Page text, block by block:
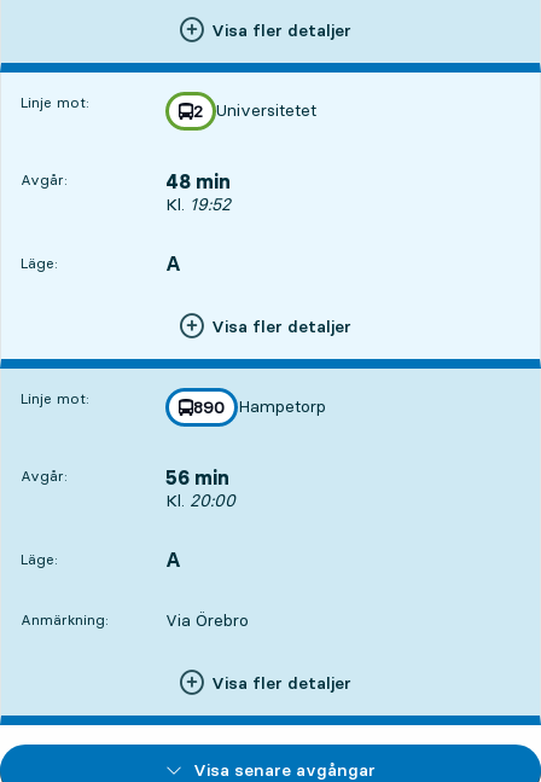
Visa fler detaljer
Linje mot: linje
2
mot
Universitetet
,
Avgår: 48 min
Avgår, Kl. 19:52, om 48 min
Kl. 19:52
Läge:
LÄGE, A
,
Visa fler detaljer
Linje mot: linje
890
mot
Hampetorp
,
Avgår: 56 min
Avgår, Kl. 20:00, om 56 min
Kl. 20:00
Läge:
LÄGE, A
,
Anmärkning: Via Örebro
Visa fler detaljer
Visa senare avgångar